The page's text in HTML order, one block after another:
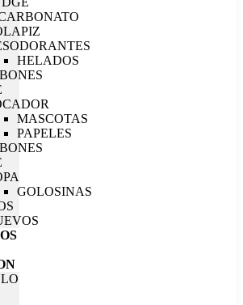
HELADOS
MASCOTAS
PAPELES
GOLOSINAS